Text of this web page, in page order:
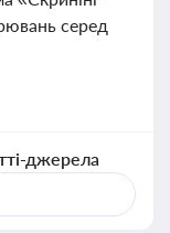
серед
джерела